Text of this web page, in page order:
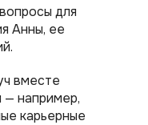
для
Анны, ее
вместе
например,
карьерные